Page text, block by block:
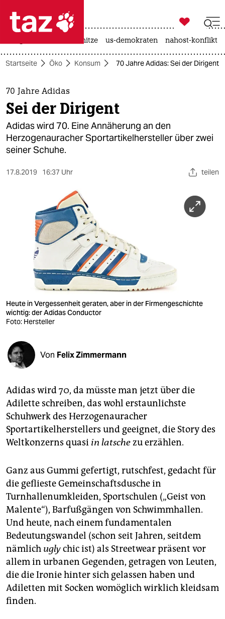
 taz zahl ich
taz zahl ich
themen
politik
öko
wahrheit
verlag
shop
fragen & hilfe
unterstützen
abo
genossenschaft

taz zahl ich
hitze us-demokraten nahost-konflikt
Startseite Öko Konsum 70 Jahre Adidas: Sei der Dirigent
70 Jahre Adidas
Sei der Dirigent
Adidas wird 70. Eine Annäherung an den
Herzogenauracher Sportartikelhersteller über zwei
seiner Schuhe.
17.8.2019 16:37 Uhr teilen
Heute in Vergessenheit geraten, aber in der Firmengeschichte
wichtig: der Adidas Conductor
Foto: Hersteller
Von Felix Zimmermann
Adidas wird 70, da müsste man jetzt über die
Adilette schreiben, das wohl erstaunlichste
Schuhwerk des Herzogenauracher
Sportartikelherstellers und geeignet, die Story des
Weltkonzerns quasi in latschezu erzählen.
Ganz aus Gummi gefertigt, rutschfest, gedacht für
die geflieste Gemeinschaftsdusche in
Turnhallenumkleiden, Sportschulen („Geist von
Malente“), Barfußgängen von Schwimmhallen.
Und heute, nach einem fundamentalen
Bedeutungswandel (schon seit Jahren, seitdem
nämlich uglychic ist) als Streetwear präsent vor
allem in urbanen Gegenden, getragen von Leuten,
die die Ironie hinter sich gelassen haben und
Adiletten mit Socken womöglich wirklich kleidsam
finden.